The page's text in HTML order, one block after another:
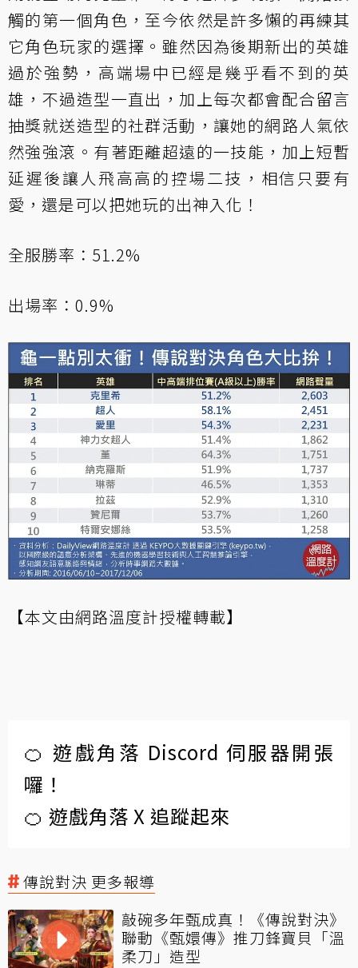
觸的第一個角色，至今依然是許多懶的再練其
它角色玩家的選擇。雖然因為後期新出的英雄
過於強勢，高端場中已經是幾乎看不到的英
雄，不過造型一直出，加上每次都會配合留言
抽獎就送造型的社群活動，讓她的網路人氣依
然強強滾。有著距離超遠的一技能，加上短暫
延遲後讓人飛高高的控場二技，相信只要有
愛，還是可以把她玩的出神入化！
全服勝率：51.2%
出場率：0.9%
【本文由網路溫度計授權轉載】
🍊 遊戲角落 Discord 伺服器開張
囉！
🍊 遊戲角落 X 追蹤起來
傳說對決 更多報導
敲碗多年甄成真！《傳說對決》
聯動《甄嬛傳》推刀鋒寶貝「溫
柔刀」造型